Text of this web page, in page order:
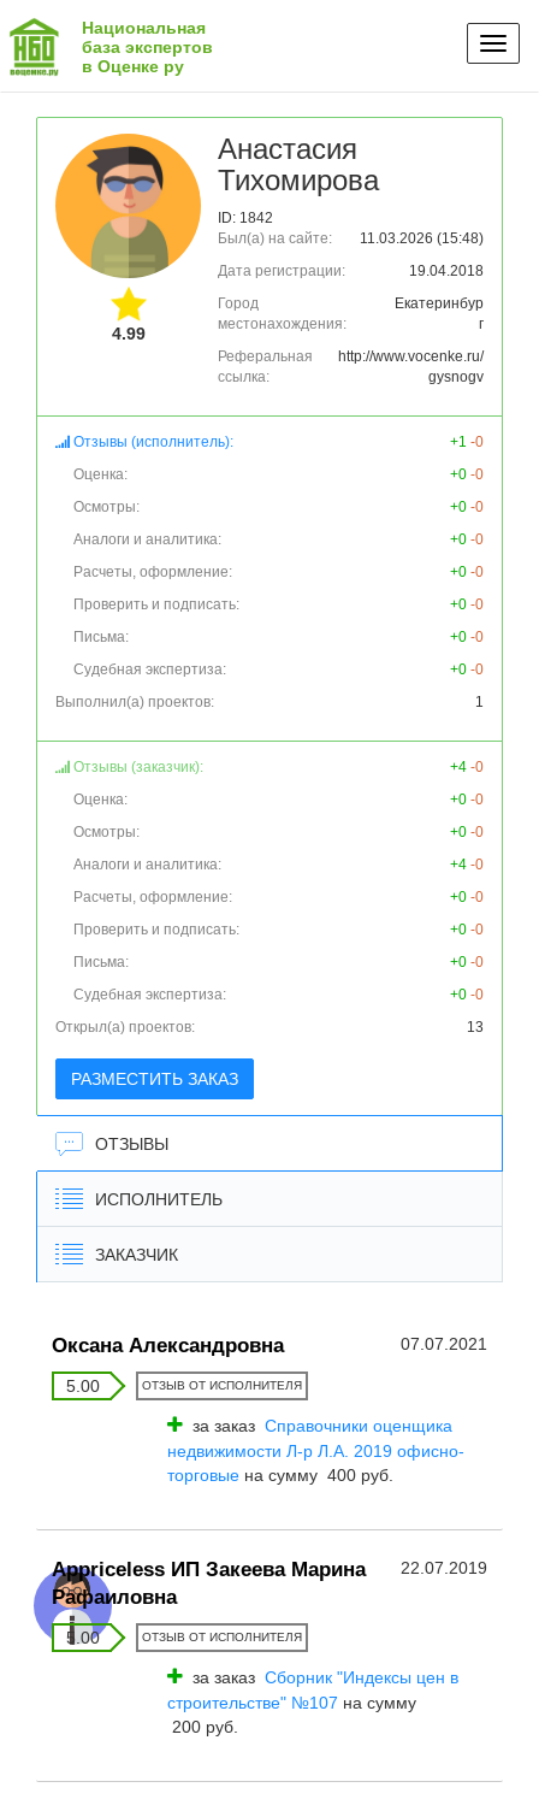
Национальная
база экспертов
в Оценке ру
4.99
Анастасия
Тихомирова
ID: 1842
Был(а) на сайте:
11.03.2026 (15:48)
Дата регистрации:
19.04.2018
Город
местонахождения:
Екатеринбур
г
Реферальная
ссылка:
http://www.vocenke.ru/
gysnogv
Отзывы (исполнитель): +1 -0
Оценка:
+0 -0
Осмотры:
+0 -0
Аналоги и аналитика:
+0 -0
Расчеты, оформление:
+0 -0
Проверить и подписать:
+0 -0
Письма:
+0 -0
Судебная экспертиза:
+0 -0
Выполнил(а) проектов:
1
Отзывы (заказчик): +4 -0
Оценка:
+0 -0
Осмотры:
+0 -0
Аналоги и аналитика:
+4 -0
Расчеты, оформление:
+0 -0
Проверить и подписать:
+0 -0
Письма:
+0 -0
Судебная экспертиза:
+0 -0
Открыл(а) проектов:
13
РАЗМЕСТИТЬ ЗАКАЗ
ОТЗЫВЫ
ИСПОЛНИТЕЛЬ
ЗАКАЗЧИК
Оксана Александровна 07.07.2021
5.00 ОТЗЫВ ОТ ИСПОЛНИТЕЛЯ
за заказ Справочники оценщика
недвижимости Л-р Л.А. 2019 офисно-
торговые на сумму 400 руб.
Appriceless ИП Закеева Марина
Рафаиловна
22.07.2019
5.00 ОТЗЫВ ОТ ИСПОЛНИТЕЛЯ
за заказ Сборник "Индексы цен в
строительстве" №107 на сумму
200 руб.